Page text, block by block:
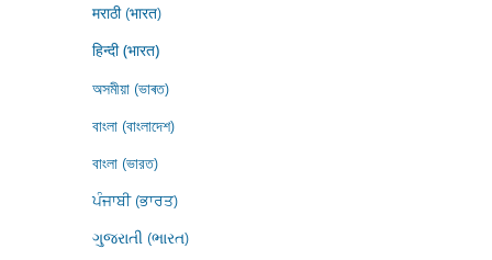
मराठी (भारत)
हिन्दी (भारत)
অসমীয়া (ভাৰত)
বাংলা (বাংলাদেশ)
বাংলা (ভারত)
ਪੰਜਾਬੀ (ਭਾਰਤ)
ગુજરાતી (ભારત)